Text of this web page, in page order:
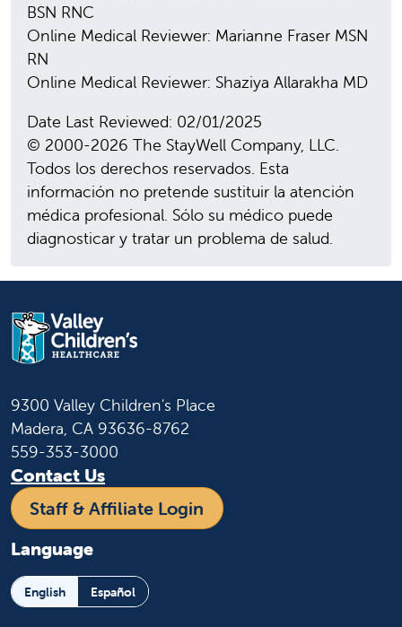
BSN RNC
Online Medical Reviewer: Marianne Fraser MSN
RN
Online Medical Reviewer: Shaziya Allarakha MD
Date Last Reviewed: 02/01/2025
© 2000-2026 The StayWell Company, LLC.
Todos los derechos reservados. Esta
información no pretende sustituir la atención
médica profesional. Sólo su médico puede
diagnosticar y tratar un problema de salud.
9300 Valley Children's Place
Madera, CA 93636-8762
559-353-3000
Contact Us
Staff & Affiliate Login
Language
English Español